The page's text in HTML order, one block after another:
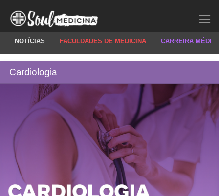
NOTÍCIAS FACULDADES DE MEDICINA CARREIRA
Cardiologia